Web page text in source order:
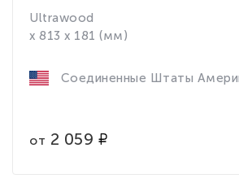
Ultrawood
x 813 x 181 (мм)
Соединенные Штаты
от 2 059